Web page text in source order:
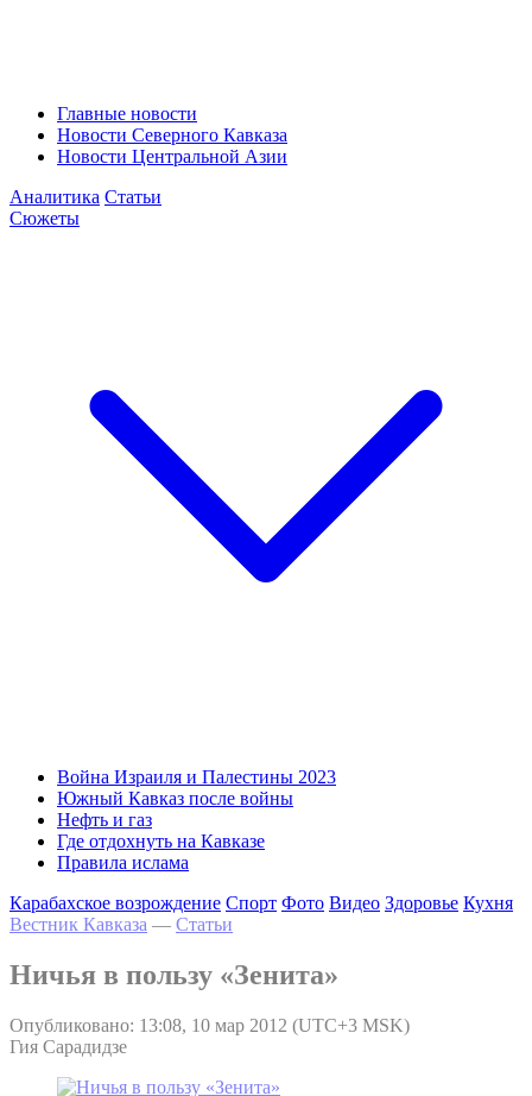
Главные новости
Новости Северного Кавказа
Новости Центральной Азии
Аналитика Статьи
Сюжеты
Война Израиля и Палестины 2023
Южный Кавказ после войны
Нефть и газ
Где отдохнуть на Кавказе
Правила ислама
Карабахское возрождение Спорт Фото Видео Здоровье Кухня
Вестник Кавказа — Статьи
Ничья в пользу «Зенита»
Опубликовано: 13:08, 10 мар 2012 (UTC+3 MSK)
Гия Сарадидзе